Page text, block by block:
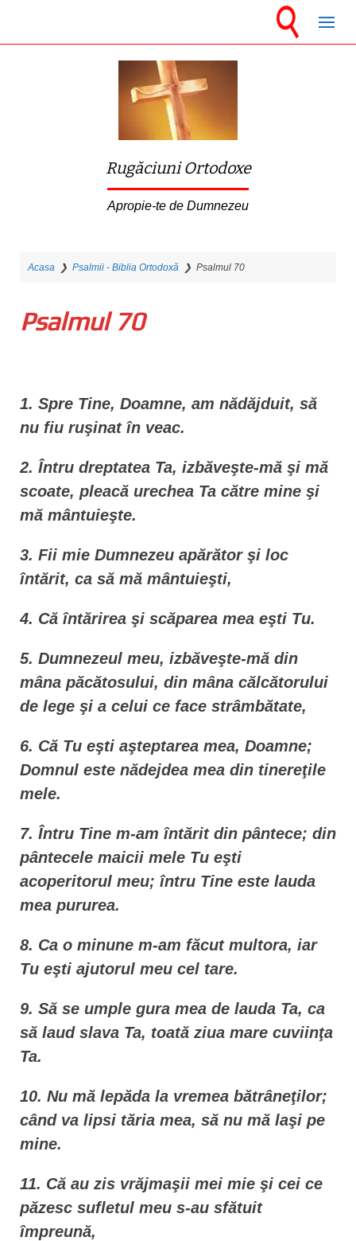
Rugăciuni Ortodoxe
Apropie-te de Dumnezeu
Acasa ❯ Psalmii - Biblia Ortodoxă ❯ Psalmul 70
Psalmul 70
1. Spre Tine, Doamne, am nădăjduit, să
nu fiu ruşinat în veac.
2. Întru dreptatea Ta, izbăveşte-mă şi mă
scoate, pleacă urechea Ta către mine şi
mă mântuieşte.
3. Fii mie Dumnezeu apărător şi loc
întărit, ca să mă mântuieşti,
4. Că întărirea şi scăparea mea eşti Tu.
5. Dumnezeul meu, izbăveşte-mă din
mâna păcătosului, din mâna călcătorului
de lege şi a celui ce face strâmbătate,
6. Că Tu eşti aşteptarea mea, Doamne;
Domnul este nădejdea mea din tinereţile
mele.
7. Întru Tine m-am întărit din pântece; din
pântecele maicii mele Tu eşti
acoperitorul meu; întru Tine este lauda
mea pururea.
8. Ca o minune m-am făcut multora, iar
Tu eşti ajutorul meu cel tare.
9. Să se umple gura mea de lauda Ta, ca
să laud slava Ta, toată ziua mare cuviinţa
Ta.
10. Nu mă lepăda la vremea bătrâneţilor;
când va lipsi tăria mea, să nu mă laşi pe
mine.
11. Că au zis vrăjmaşii mei mie şi cei ce
păzesc sufletul meu s-au sfătuit
împreună,